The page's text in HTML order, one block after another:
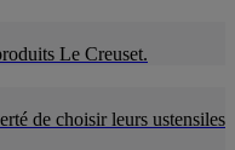
Le Creuset.
de choisir leurs ustensiles